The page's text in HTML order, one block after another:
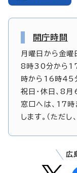
開庁時間
月曜日から金曜
8時30分から17
時から16時45
祝日・休日、8
窓口へは、17時
します。（ただ
広